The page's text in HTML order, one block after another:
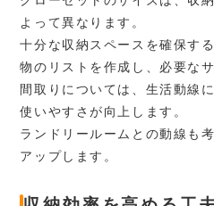
よって異なります。
十分な収納スペースを確保す
物のリストを作成し、必要な
間取りについては、生活動線
使いやすさが向上します。
ランドリールームとの動線も
アップします。